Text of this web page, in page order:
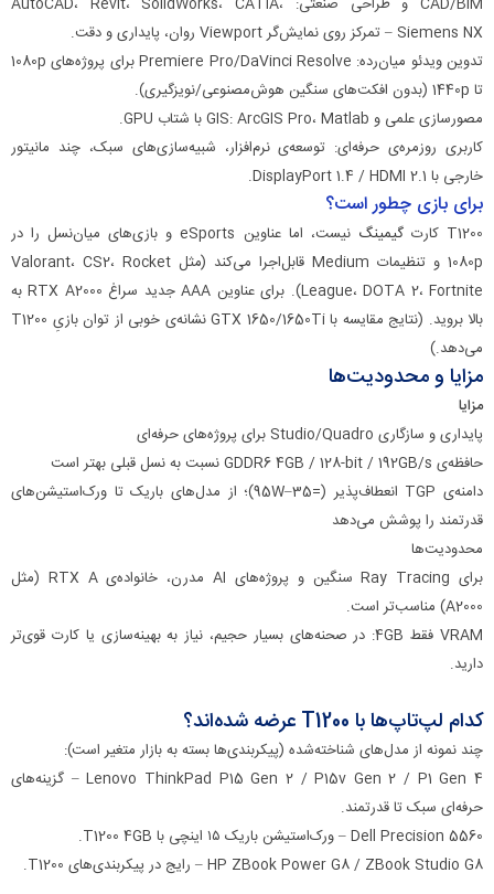
Siemens NX – تمرکز روی نمایش‌گر Viewport روان، پایداری و دقت.
تدوین ویدئو میان‌رده: Premiere Pro/DaVinci Resolve برای پروژه‌های 1080p
تا 1440p (بدون افکت‌های سنگین هوش‌مصنوعی/نویزگیری).
مصورسازی علمی و GIS: ArcGIS Pro، Matlab با شتاب GPU.
کاربری روزمره‌ی حرفه‌ای: توسعه‌ی نرم‌افزار، شبیه‌سازی‌های سبک، چند مانیتور
خارجی با DisplayPort 1.4 / HDMI 2.1.
برای بازی چطور است؟
T1200 کارت گیمینگ
نیست، اما عناوین eSports و بازی‌های میان‌نسل را در
1080p و تنظیمات Medium قابل‌اجرا می‌کند (مثل Valorant، CS2، Rocket
League، DOTA 2، Fortnite). برای عناوین AAA جدید سراغ RTX A2000 به
بالا بروید. (نتایج مقایسه با GTX 1650/1650Ti نشانه‌ی خوبی از توان بازیِ T1200
می‌دهد.)
مزایا و محدودیت‌ها
مزایا
پایداری و سازگاری Studio/Quadro برای پروژه‌های حرفه‌ای
حافظه‌ی GDDR6 4GB / 128-bit / 192GB/s نسبت به نسل قبلی بهتر است
دامنه‌ی TGP انعطاف‌پذیر (=35–95W)؛ از مدل‌های باریک تا ورک‌استیشن‌های
قدرتمند را پوشش می‌دهد
محدودیت‌ها
برای Ray Tracing سنگین و پروژه‌های AI مدرن، خانواده‌ی RTX A (مثل
A2000) مناسب‌تر است.
VRAM فقط 4GB: در صحنه‌های بسیار حجیم، نیاز به بهینه‌سازی یا کارت قوی‌تر
دارید.
کدام لپ‌تاپ‌ها با T1200 عرضه شده‌اند؟
چند نمونه از مدل‌های شناخته‌شده (پیکربندی‌ها بسته به بازار متغیر است):
Lenovo ThinkPad P15 Gen 2 / P15v Gen 2 / P1 Gen 4 – گزینه‌های
حرفه‌ای سبک تا قدرتمند.
Dell Precision 5560 – ورک‌استیشن باریک ۱۵ اینچی با T1200 4GB.
HP ZBook Power G8 / ZBook Studio G8 – رایج در پیکربندی‌های T1200.